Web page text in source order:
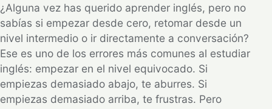
¿Alguna vez has querido aprender inglés, pero no
sabías si empezar desde cero, retomar desde un
nivel intermedio o ir directamente a conversación?
Ese es uno de los errores más comunes al estudiar
inglés: empezar en el nivel equivocado. Si
empiezas demasiado abajo, te aburres. Si
empiezas demasiado arriba, te frustras. Pero